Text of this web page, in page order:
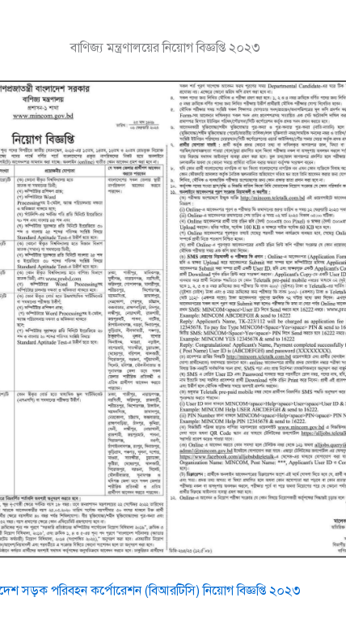
বাণিজ্য মন্ত্রণালয়ের নিয়োগ বিজ্ঞপ্তি ২০২৩
সড়ক পরিবহন কর্পোরেশন (বিআরটিসি) নিয়োগ বিজ্ঞপ্তি ২০২৩